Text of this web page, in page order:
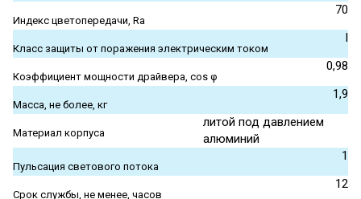
Индекс цветопередачи, Ra
70
Класс защиты от поражения электрическим током
I
Коэффициент мощности драйвера, cos φ
0,98
Масса, не более, кг
1,9
Материал корпуса
литой под давлением
алюминий
Пульсация светового потока
1
Срок службы, не менее, часов
12